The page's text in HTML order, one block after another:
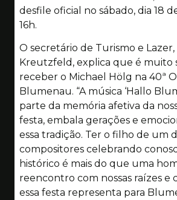
desfile oficial no sábado, dia 18
16h.
O secretário de Turismo e Lazer,
Kreutzfeld, explica que é muito
receber o Michael Hölg na 40ª
Blumenau. “A música ‘Hallo
parte da memória afetiva da
festa, embala gerações e
essa tradição. Ter o filho de um
compositores celebrando
histórico é mais do que uma
reencontro com nossas raízes e
essa festa representa para